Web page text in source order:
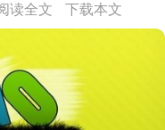
读全文 下载本文